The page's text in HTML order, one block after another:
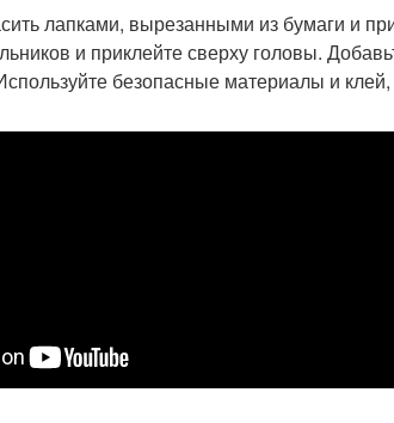
лапками, вырезанными из бумаги и
и приклейте сверху головы.
безопасные материалы и